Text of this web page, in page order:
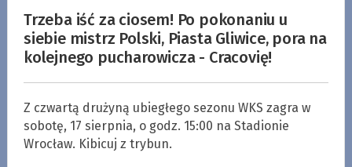
Trzeba iść za ciosem! Po pokonaniu u
siebie mistrz Polski, Piasta Gliwice, pora na
kolejnego pucharowicza - Cracovię!
Z czwartą drużyną ubiegłego sezonu WKS zagra w
sobotę, 17 sierpnia, o godz. 15:00 na Stadionie
Wrocław. Kibicuj z trybun.